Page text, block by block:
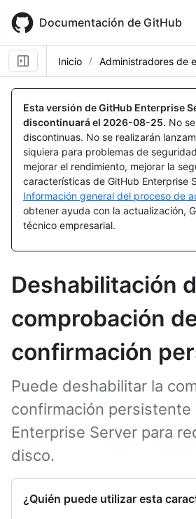
main
content
Documentación de GitHub
Inicio Administradores de
Esta versión de GitHub Enterprise
discontinuará el 2026-08-25. No
discontinuas. No se realizarán
siquiera para problemas de
mejorar el rendimiento, mejorar la
características de GitHub Enterprise
Información general del proceso de
obtener ayuda con la actualización,
técnico empresarial.
Deshabilitación
comprobación
confirmación
Puede deshabilitar la
confirmación persistente
Enterprise Server para
disco.
¿Quién puede utilizar esta